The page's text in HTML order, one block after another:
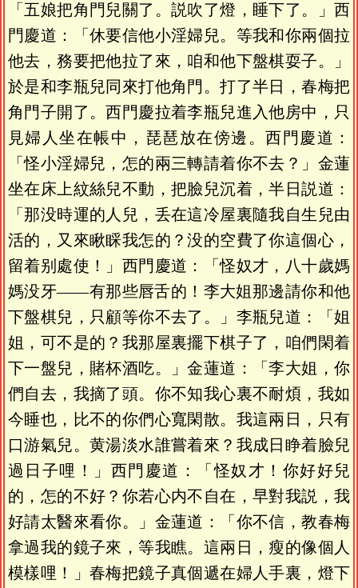
「五娘把角門兒關了。説吹了燈，睡下了。」西
門慶道：「休要信他小淫婦兒。等我和你兩個拉
他去，務要把他拉了來，咱和他下盤棋耍子。」
於是和李瓶兒同來打他角門。打了半日，春梅把
角門子開了。西門慶拉着李瓶兒進入他房中，只
見婦人坐在帳中，琵琶放在傍邊。西門慶道：
「怪小淫婦兒，怎的兩三轉請着你不去？」金蓮
坐在床上紋絲兒不動，把臉兒沉着，半日説道：
「那没時運的人兒，丢在這冷屋裏隨我自生兒由
活的，又來瞅睬我怎的？没的空費了你這個心，
留着别處使！」西門慶道：「怪奴才，八十歲媽
媽没牙——有那些唇舌的！李大姐那邊請你和他
下盤棋兒，只顧等你不去了。」李瓶兒道：「姐
姐，可不是的？我那屋裏擺下棋子了，咱們閑着
下一盤兒，賭杯酒吃。」金蓮道：「李大姐，你
們自去，我摘了頭。你不知我心裏不耐煩，我如
今睡也，比不的你們心寬閑散。我這兩日，只有
口游氣兒。黄湯淡水誰嘗着來？我成日睁着臉兒
過日子哩！」西門慶道：「怪奴才！你好好兒
的，怎的不好？你若心内不自在，早對我説，我
好請太醫來看你。」金蓮道：「你不信，教春梅
拿過我的鏡子來，等我瞧。這兩日，瘦的像個人
模樣哩！」春梅把鏡子真個遞在婦人手裏，燈下